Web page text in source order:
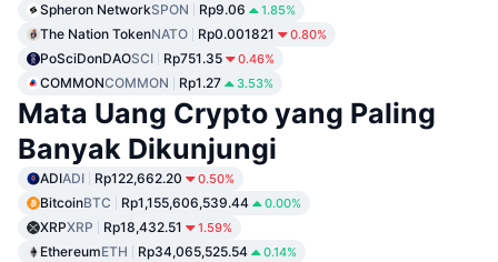
Spheron NetworkSPON Rp9.06 1.85%
The Nation TokenNATO Rp0.001821 0.80%
PoSciDonDAOSCI Rp751.35 0.46%
COMMONCOMMON Rp1.27 3.53%
Mata Uang Crypto yang Paling
Banyak Dikunjungi
ADIADI Rp122,662.20 0.50%
BitcoinBTC Rp1,155,606,539.44 0.00%
XRPXRP Rp18,432.51 1.59%
EthereumETH Rp34,065,525.54 0.14%